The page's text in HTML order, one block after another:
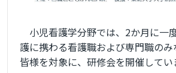
小児看護学分野では、2か月に一
護に携わる看護職および専門職の
皆様を対象に、研修会を開催してい